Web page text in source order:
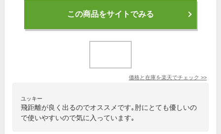
この商品をサイトでみる
価格と在庫を楽天でチェック >>
ユッキー
飛距離が良く出るのでオススメです｡肘にとても優しいの
で使いやすいので気に入っています｡